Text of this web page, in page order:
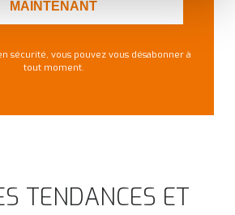
et ils nous aident à vous
cookies.
MAINTENANT
sécurité, vous pouvez vous désabonner à
tout moment.
TENDANCES ET